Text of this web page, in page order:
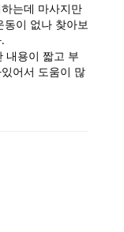
는데 마사지만
이 없나 찾아보
내용이 짧고 부
어서 도움이 많